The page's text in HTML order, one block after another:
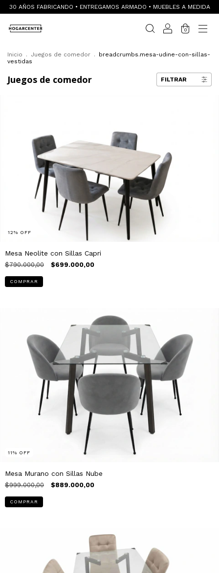
30 AÑOS FABRICANDO • ENTREGAMOS ARMADO • MUEBLES A MEDIDA
0
Inicio . Juegos de comedor .
breadcrumbs.mesa-udine-con-sillas-
vestidas
Juegos de comedor FILTRAR
12% OFF
Mesa Neolite con Sillas Capri
$790.000,00 $699.000,00
11% OFF
Mesa Murano con Sillas Nube
$999.000,00 $889.000,00